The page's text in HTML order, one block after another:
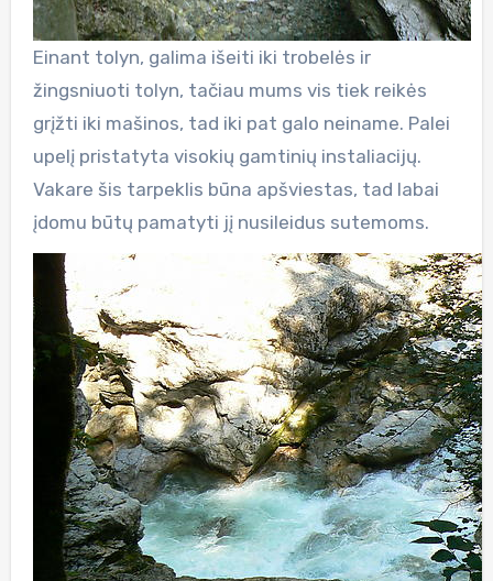
Einant tolyn, galima išeiti iki trobelės ir
žingsniuoti tolyn, tačiau mums vis tiek reikės
grįžti iki mašinos, tad iki pat galo neiname. Palei
upelį pristatyta visokių gamtinių instaliacijų.
Vakare šis tarpeklis būna apšviestas, tad labai
įdomu būtų pamatyti jį nusileidus sutemoms.